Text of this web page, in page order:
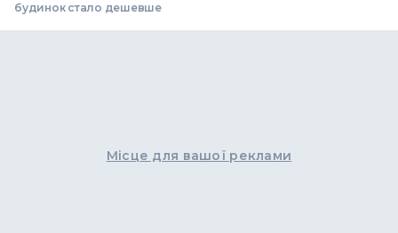
будинок стало дешевше
Місце для вашої реклами